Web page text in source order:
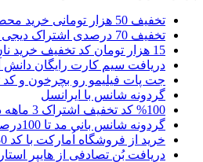
تخفیف 50 هزار تومانی خرید محصولات پروتئینی اسنپ فود
تخفیف 70 درصدی اشتراک دیجی پلاس از دیجی کالا
15 هزار تومان کد تخفیف خرید نان از اسنپ فود
دریافت سیم کارت رایگان دانش
جت پات فیلیمو رو بچرخون و کد
گردونه شانس با ایرانسل
%100 کد تخفیف اشتراک 3 ماهه دیجی پلاس از دیجی کالا
گردونه شانس بانی مد تا 100درصد تخفیف
خرید از فروشگاه اُمارکت با کد 30 هزار تومانی اکالا
دریافت بُن تصادفی از هایپر